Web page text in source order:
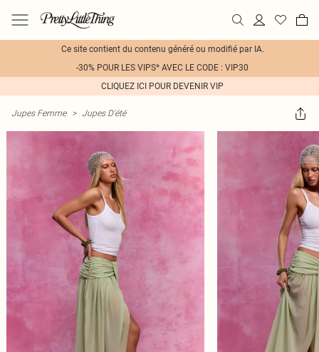
Ce site contient du contenu généré ou modifié par IA.
-30% POUR LES VIPS* AVEC LE CODE : VIP30
CLIQUEZ ICI POUR DEVENIR VIP
Jupes Femme > Jupes D'été